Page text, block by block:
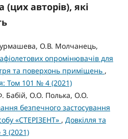
(цих авторів), які
О.В. Молчанець,
опромінювачів для
та поверхонь приміщень ,
Том 101 № 4 (2021)
Бабій, О.О. Полька, О.О.
безпечного застосування
«СТЕРІЗЕНТ» , Довкілля та
(2021)